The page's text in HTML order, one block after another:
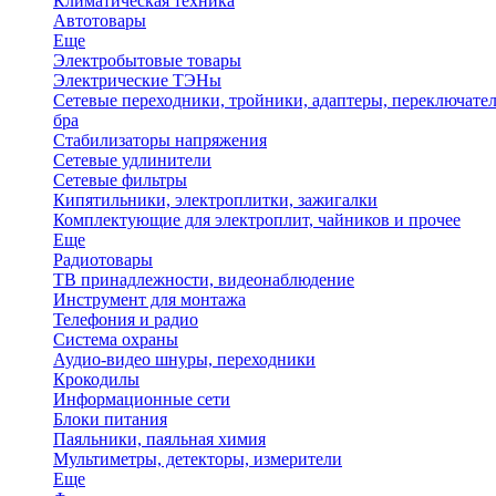
Автотовары
Еще
Электробытовые товары
Электрические ТЭНы
Сетевые переходники, тройники, адаптеры,
бра
Стабилизаторы напряжения
Сетевые удлинители
Сетевые фильтры
Кипятильники, электроплитки, зажигалки
Комплектующие для электроплит, чайников и прочее
Еще
Радиотовары
ТВ принадлежности, видеонаблюдение
Инструмент для монтажа
Телефония и радио
Система охраны
Аудио-видео шнуры, переходники
Крокодилы
Информационные сети
Блоки питания
Паяльники, паяльная химия
Мультиметры, детекторы, измерители
Еще